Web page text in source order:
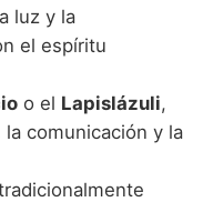
luz y la
el espíritu
o el Lapislázuli,
comunicación y la